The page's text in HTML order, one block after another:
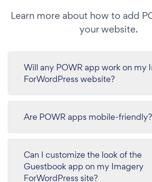
Learn more about how to add
your website.
Will any POWR app work on my
ForWordPress website?
Are POWR apps mobile-friendly?
Can I customize the look of the
Guestbook app on my Imagery
ForWordPress site?